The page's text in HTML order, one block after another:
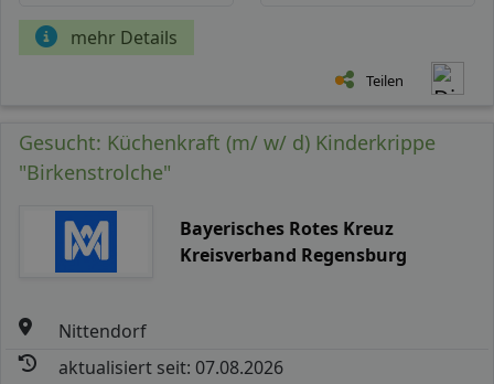
mehr Details
Teilen
Gesucht: Küchenkraft (m/ w/ d) Kinderkrippe
"Birkenstrolche"
Bayerisches Rotes Kreuz
Kreisverband Regensburg
Nittendorf
aktualisiert seit: 07.08.2026